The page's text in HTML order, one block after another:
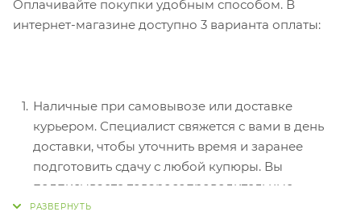
Оплачивайте покупки удобным способом. В
интернет-магазине доступно 3 варианта оплаты:
Наличные при самовывозе или доставке
курьером. Специалист свяжется с вами в день
доставки, чтобы уточнить время и заранее
подготовить сдачу с любой купюры. Вы
подписываете товаросопроводительные
документы, вносите денежные средства,